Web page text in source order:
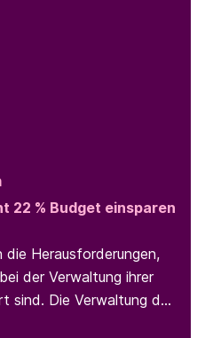
22 % Budget einsparen
die Herausforderungen,
der Verwaltung ihrer
sind. Die Verwaltung der